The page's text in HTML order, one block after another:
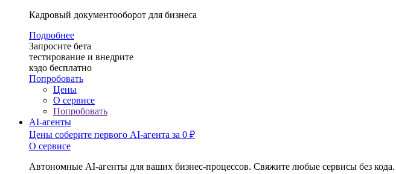
Кадровый документооборот для бизнеса
Подробнее
Запросите бета
тестирование и внедрите
кэдо бесплатно
Попробовать
Цены
О сервисе
Попробовать
AI-агенты
Цены соберите первого AI-агента за 0 ₽
О сервисе
Автономные AI-агенты для ваших бизнес-процессов. Свяжите любые сервисы без кода.